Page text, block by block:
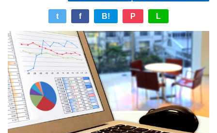
t f B! P L